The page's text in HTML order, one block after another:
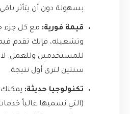
بسهولة دون أن يتأثر
قيمة فورية: مع كل جزء
وتشغيله، فإنك تقدم
للمستخدمين وللعمل. لا
سنتين لترى أول نتيجة.
تكنولوجيا حديثة: يمكنك
(التي نسميها غالباً